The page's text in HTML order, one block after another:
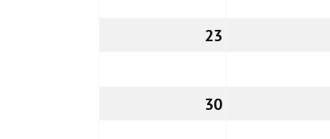
23
3030/03/2026